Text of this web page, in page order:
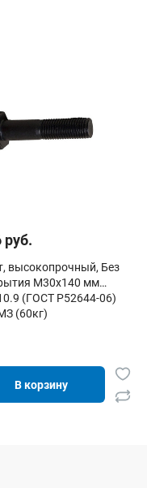
руб.
высокопрочный, Без
М30х140 мм
(ГОСТ Р52644-06)
(60кг)
В корзину